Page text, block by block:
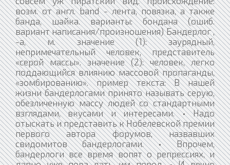
возм. от англ. band - лента, повязка, а также
банда, шайка. варианты: бондана (ошиб.
вариант написания/произношения) Бандерлог ,
-а, м. значение (1): заурядный,
непримечательный человек, представитель
«серой массы». значение (2): человек, легко
поддающийся влиянию массовой пропаганды,
«зомбированию». пример текста: В нашей
жизни бандерлогами принято называть серую,
обезличенную массу людей со стандартными
взглядами, вкусами и интересами. • Надо
отыскать и представить к Нобелевской премии
первого автора форумов, назвавших
свидомитов бандерлогами. • Впрочем,
бандерлоги все время вопят о репрессиях, и